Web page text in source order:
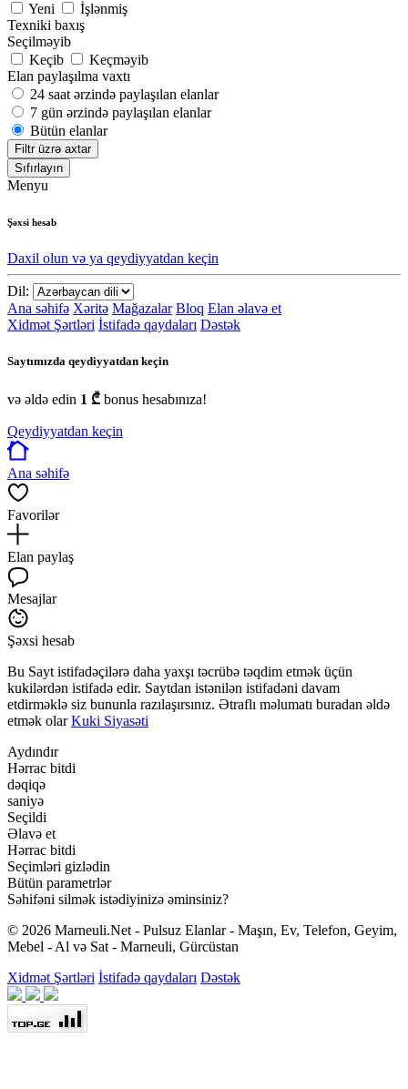
Yeni
İşlənmiş
Texniki baxış
Seçilməyib
Keçib
Keçməyib
Elan paylaşılma vaxtı
24 saat ərzində paylaşılan elanlar
7 gün ərzində paylaşılan elanlar
Bütün elanlar
Filtr üzrə axtar
Sıfırlayın
Menyu
Şəxsi hesab
Daxil olun və ya qeydiyyatdan keçin
Dil:
Ana səhifə Xəritə Mağazalar Bloq Elan əlavə et
Xidmət Şərtləri İstifadə qaydaları Dəstək
Saytımızda qeydiyyatdan keçin
və əldə edin 1 ₾ bonus hesabınıza!
Qeydiyyatdan keçin
Ana səhifə
Favorilər
Elan paylaş
Mesajlar
Şəxsi hesab
Bu Sayt istifadəçilərə daha yaxşı təcrübə təqdim etmək üçün
kukilərdən istifadə edir. Saytdan istənilən istifadəni davam
etdirməklə siz bununla razılaşırsınız. Ətraflı məlumatı buradan əldə
etmək olarKuki Siyasəti
Aydındır
Hərrac bitdi
dəqiqə
saniyə
Seçildi
Əlavə et
Hərrac bitdi
Seçimləri gizlədin
Bütün parametrlər
Səhifəni silmək istədiyinizə əminsiniz?
© 2026 Marneuli.Net - Pulsuz Elanlar - Maşın, Ev, Telefon, Geyim,
Mebel - Al və Sat - Marneuli, Gürcüstan
Xidmət Şərtləri İstifadə qaydaları Dəstək